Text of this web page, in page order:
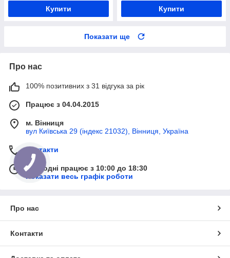
Купити Купити
Показати ще
Про нас
100% позитивних з 31 відгука за рік
Працює з 04.04.2015
м. Вінниця
вул Київська 29 (індекс 21032), Вінниця, Україна
Контакти
Сьогодні працює з 10:00 до 18:30
Показати весь графік роботи
Про нас
Контакти